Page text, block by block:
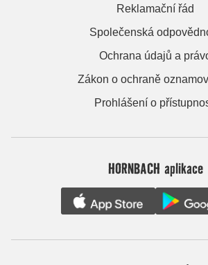
Reklamační řád
Společenská
Ochrana údajů a
Zákon o ochraně
Prohlášení o
HORNBACH aplikace